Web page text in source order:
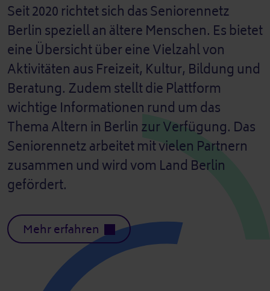
Seit 2020 richtet sich das Seniorennetz
Berlin speziell an ältere Menschen. Es bietet
eine Übersicht über eine Vielzahl von
Aktivitäten aus Freizeit, Kultur, Bildung und
Beratung. Zudem stellt die Plattform
wichtige Informationen rund um das
Thema Altern in Berlin zur Verfügung. Das
Seniorennetz arbeitet mit vielen Partnern
zusammen und wird vom Land Berlin
gefördert.
Mehr erfahren